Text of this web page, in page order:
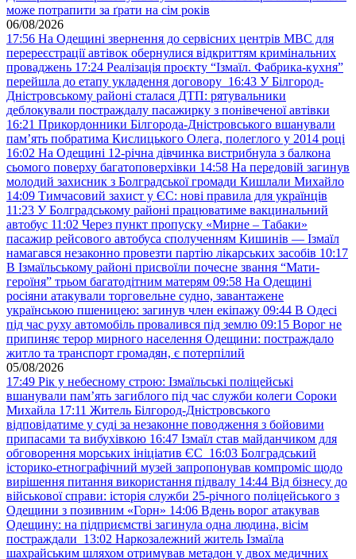
може потрапити за ґрати на сім років
06/08/2026
17:56 На Одещині звернення до сервісних центрів МВС для
перереєстрації автівок обернулися відкриттям кримінальних
проваджень 17:24 Реалізація проєкту “Ізмаїл. Фабрика-кухня”
перейшла до етапу укладення договору 16:43 У Білгород-
Дністровському районі сталася ДТП: рятувальники
деблокували постраждалу пасажирку з понівеченої автівки
16:21 Прикордонники Білгорода-Дністровського вшанували
пам’ять побратима Кислицького Олега, полеглого у 2014 році
16:02 На Одещині 12-річна дівчинка вистрибнула з балкона
сьомого поверху багатоповерхівки 14:58 На передовій загинув
молодий захисник з Болградської громади Кишлали Михайло
14:09 Тимчасовий захист у ЄС: нові правила для українців
11:23 У Болградському районі працюватиме вакцинальний
автобус 11:02 Через пункт пропуску «Мирне – Табаки»
пасажир рейсового автобуса сполученням Кишинів — Ізмаїл
намагався незаконно провезти партію лікарських засобів 10:17
В Ізмаїльському районі присвоїли почесне звання “Мати-
героїня” трьом багатодітним матерям 09:58 На Одещині
росіяни атакували торговельне судно, завантажене
українською пшеницею: загинув член екіпажу 09:44 В Одесі
під час руху автомобіль провалився під землю 09:15 Ворог не
припиняє терор мирного населення Одещини: постраждало
житло та транспорт громадян, є потерпілий
05/08/2026
17:49 Рік у небесному строю: Ізмаїльські поліцейські
вшанували пам’ять загиблого під час служби колеги Сороки
Михайла 17:11 Житель Білгород-Дністровського
відповідатиме у суді за незаконне поводження з бойовими
припасами та вибухівкою 16:47 Ізмаїл став майданчиком для
обговорення морських ініціатив ЄС 16:03 Болградський
історико-етнографічний музей запропонував компроміс щодо
вирішення питання використання підвалу 14:44 Від бізнесу до
військової справи: історія служби 25-річного поліцейського з
Одещини з позивним «Горн» 14:06 Вдень ворог атакував
Одещину: на підприємстві загинула одна людина, вісім
постраждали 13:02 Наркозалежний житель Ізмаїла
шахрайським шляхом отримував метадон у двох медичних